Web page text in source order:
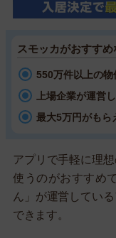
スモッカがおすすめ
550万件以上の物
上場企業が運営
最大5万円がもら
アプリで手軽に理
使うのがおすすめ
ん」が運営してい
できます。